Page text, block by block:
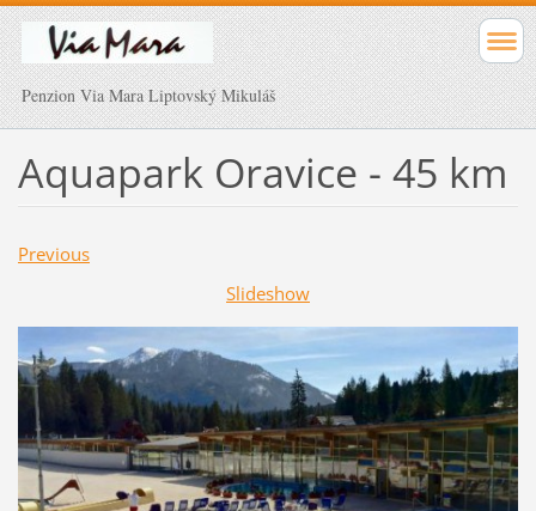
Penzion Via Mara Liptovský Mikuláš
Aquapark Oravice - 45 km
Previous
Slideshow